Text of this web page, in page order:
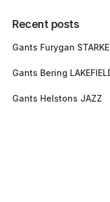
Recent posts
Gants Furygan
Gants Bering
Gants Helstons JAZZ